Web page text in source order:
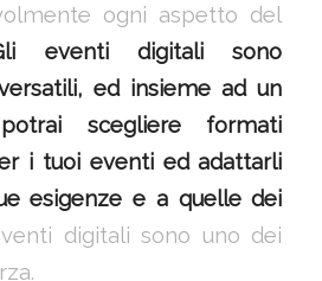
ogni aspetto del
eventi digitali sono
ed insieme ad un
scegliere formati
i tuoi eventi ed adattarli
esigenze e a quelle dei
digitali sono uno dei